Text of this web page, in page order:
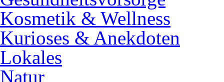
Kosmetik & Wellness
Kurioses & Anekdoten
Lokales
Natur